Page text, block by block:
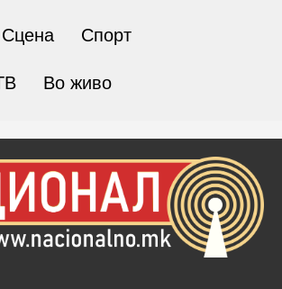
Сцена Спорт
Во живо